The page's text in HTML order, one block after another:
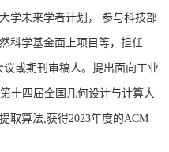
学未来学者计划， 参与科技部
科学基金面上项目等，担任
或期刊审稿人。 提出面向工业
十四届全国几何设计与计算大
取算法;获得2023年度的ACM